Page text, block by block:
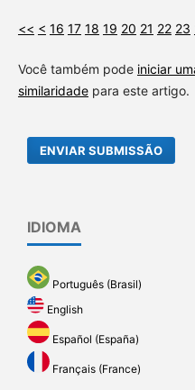
<< < 16 17 18 19 20 21 22 23
Você também pode iniciar
similaridadepara este artigo.
ENVIAR SUBMISSÃO
IDIOMA
Português (Brasil)
English
Español (España)
Français (France)